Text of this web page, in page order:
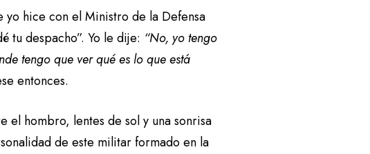
yo hice con el Ministro de la Defensa
tu despacho”. Yo le dije: “No, yo tengo
tengo que ver qué es lo que está
entonces.
el hombro, lentes de sol y una sonrisa
de este militar formado en la